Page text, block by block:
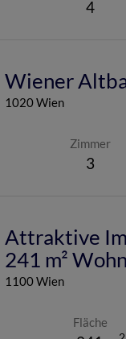
4
Wiener
1020 Wien
Zimmer
3
Attraktive
241 m²
1100 Wien
Fläche